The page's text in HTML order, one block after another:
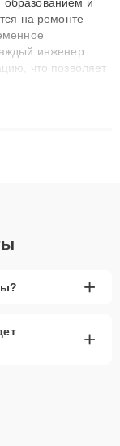
на ремонте
инженер
что позволяет
мастера
+
+